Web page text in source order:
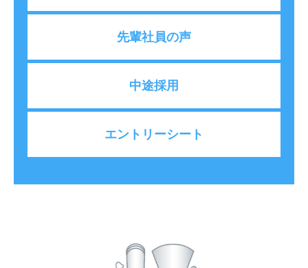
先輩社員の声
中途採用
エントリーシート